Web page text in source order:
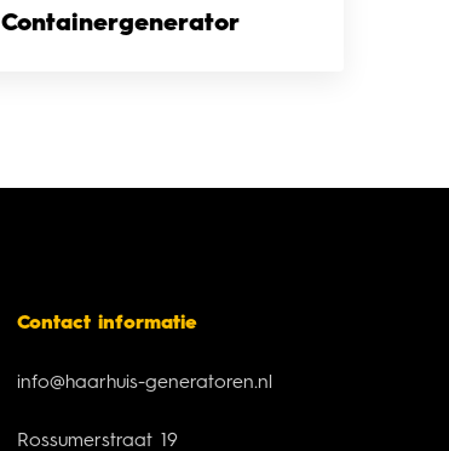
Containergenerator
Contact informatie
info@haarhuis-generatoren.nl
Rossumerstraat 19